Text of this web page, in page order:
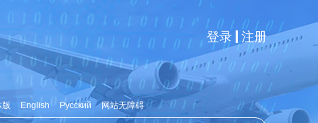
登录 注册
版 English Русский 网站无障碍